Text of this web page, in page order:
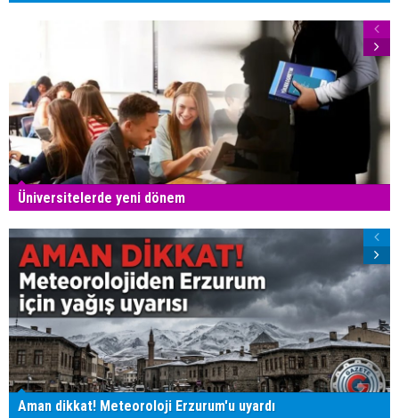
Üniversitelerde yeni dönem
Aman dikkat! Meteoroloji Erzurum'u uyardı